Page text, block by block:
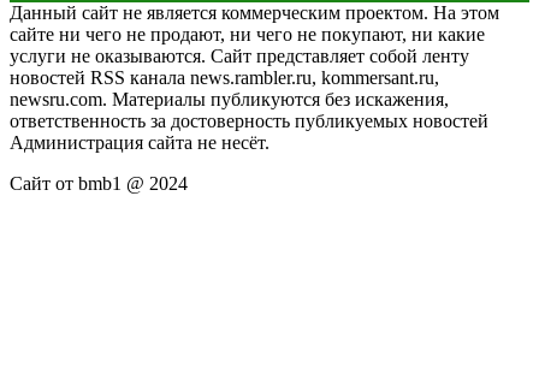
Данный сайт не является коммерческим проектом. На этом
сайте ни чего не продают, ни чего не покупают, ни какие
услуги не оказываются. Сайт представляет собой ленту
новостей RSS канала news.rambler.ru, kommersant.ru,
newsru.com. Материалы публикуются без искажения,
ответственность за достоверность публикуемых новостей
Администрация сайта не несёт.
Сайт от bmb1 @ 2024